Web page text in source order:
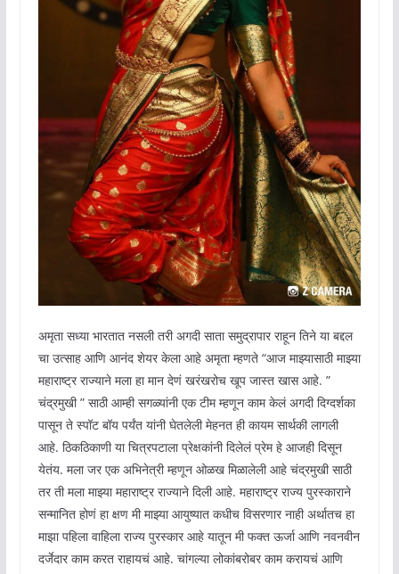
अमृता सध्या भारतात नसली तरी अगदी साता समुद्रापार राहून तिने या बद्दल
चा उत्साह आणि आनंद शेयर केला आहे अमृता म्हणते “आज माझ्यासाठी माझ्या
महाराष्ट्र राज्याने मला हा मान देणं खरंखरोच खूप जास्त खास आहे. ”
चंद्रमुखी ” साठी आम्ही सगळ्यांनी एक टीम म्हणून काम केलं अगदी दिग्दर्शका
पासून ते स्पॉट बॉय पर्यंत यांनी घेतलेली मेहनत ही कायम सार्थकी लागली
आहे. ठिकठिकाणी या चित्रपटाला प्रेक्षकांनी दिलेलं प्रेम हे आजही दिसून
येतंय. मला जर एक अभिनेत्री म्हणून ओळख मिळालेली आहे चंद्रमुखी साठी
तर ती मला माझ्या महाराष्ट्र राज्याने दिली आहे. महाराष्ट्र राज्य पुरस्काराने
सन्मानित होणं हा क्षण मी माझ्या आयुष्यात कधीच विसरणार नाही अर्थातच हा
माझा पहिला वाहिला राज्य पुरस्कार आहे यातून मी फक्त ऊर्जा आणि नवनवीन
दर्जेदार काम करत राहायचं आहे. चांगल्या लोकांबरोबर काम करायचं आणि